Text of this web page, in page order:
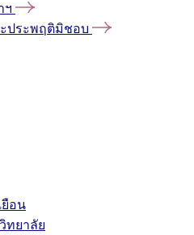
ฯ
ประพฤติมิชอบ
อน
ทยาลัย